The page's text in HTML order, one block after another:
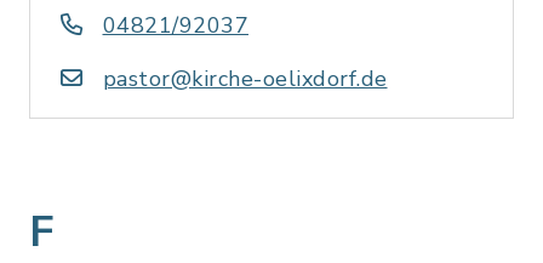
04821/92037
pastor@kirche-oelixdorf.de
F